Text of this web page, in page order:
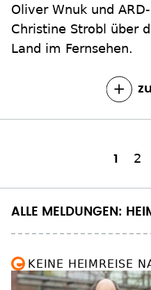
Oliver Wnuk und
Christine Strobl über
Land im Fernsehen.
1 2
››
ALLE MELDUNGEN:
KEINE HEIMREISE